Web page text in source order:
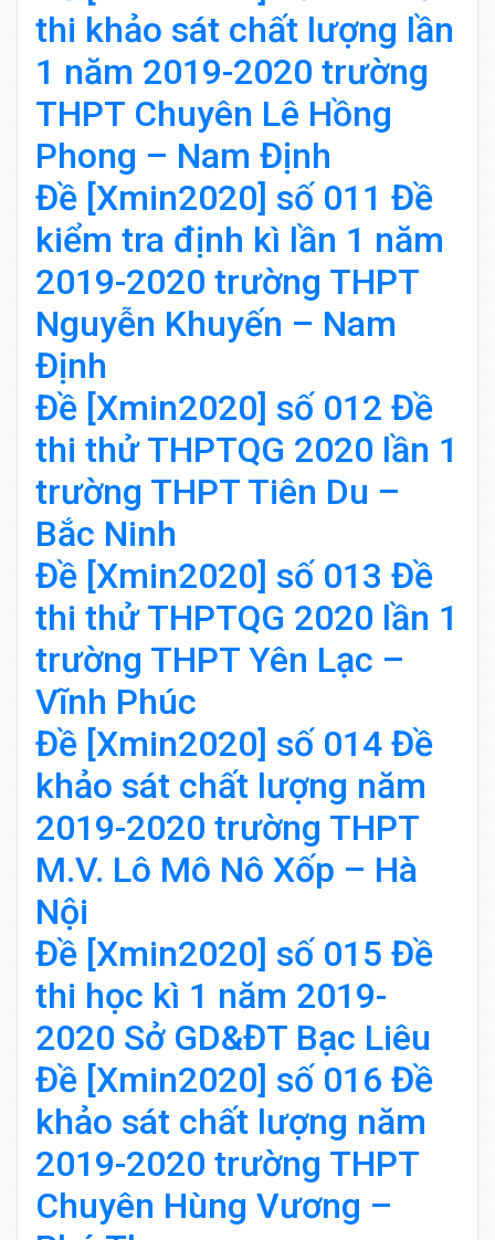
thi khảo sát chất lượng lần
1 năm 2019-2020 trường
THPT Chuyên Lê Hồng
Phong – Nam Định
Đề [Xmin2020] số 011 Đề
kiểm tra định kì lần 1 năm
2019-2020 trường THPT
Nguyễn Khuyến – Nam
Định
Đề [Xmin2020] số 012 Đề
thi thử THPTQG 2020 lần 1
trường THPT Tiên Du –
Bắc Ninh
Đề [Xmin2020] số 013 Đề
thi thử THPTQG 2020 lần 1
trường THPT Yên Lạc –
Vĩnh Phúc
Đề [Xmin2020] số 014 Đề
khảo sát chất lượng năm
2019-2020 trường THPT
M.V. Lô Mô Nô Xốp – Hà
Nội
Đề [Xmin2020] số 015 Đề
thi học kì 1 năm 2019-
2020 Sở GD&ĐT Bạc Liêu
Đề [Xmin2020] số 016 Đề
khảo sát chất lượng năm
2019-2020 trường THPT
Chuyên Hùng Vương –